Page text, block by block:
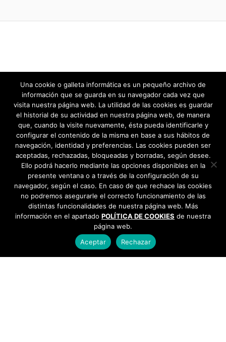
Una cookie o galleta informática es un pequeño archivo de
información que se guarda en su navegador cada vez que
visita nuestra página web. La utilidad de las cookies es guardar
el historial de su actividad en nuestra página web, de manera
que, cuando la visite nuevamente, ésta pueda identificarle y
configurar el contenido de la misma en base a sus hábitos de
navegación, identidad y preferencias. Las cookies pueden ser
aceptadas, rechazadas, bloqueadas y borradas, según desee.
Ello podrá hacerlo mediante las opciones disponibles en la
presente ventana o a través de la configuración de su
navegador, según el caso. En caso de que rechace las cookies
no podremos asegurarle el correcto funcionamiento de las
distintas funcionalidades de nuestra página web. Más
información en el apartado POLÍTICA DE COOKIES de nuestra
página web.
Aceptar
Rechazar